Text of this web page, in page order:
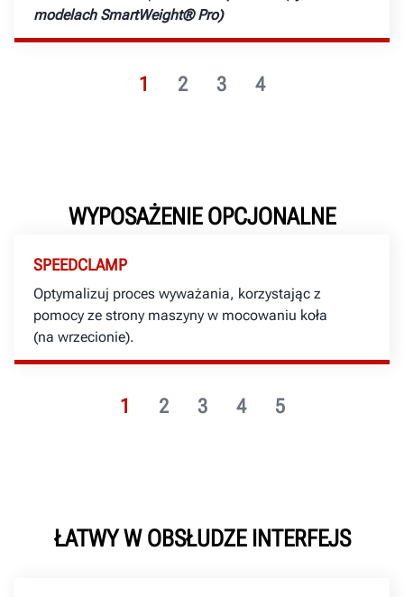
1 2 3 4
modelach SmartWeight® Pro)
WYPOSAŻENIE OPCJONALNE
1 2 3 4 5
SPEEDCLAMP
Optymalizuj proces wyważania, korzystając z
pomocy ze strony maszyny w mocowaniu koła
(na wrzecionie).
ŁATWY W OBSŁUDZE INTERFEJS